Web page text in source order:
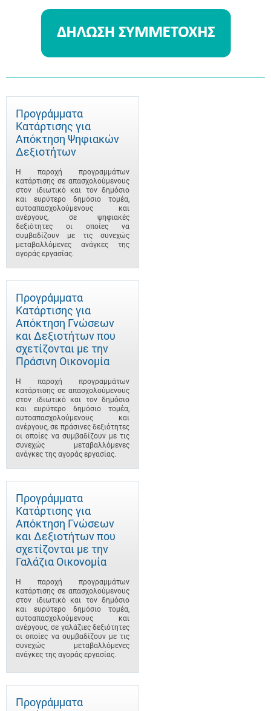
Προγράμματα
Κατάρτισης για
Απόκτηση Ψηφιακών
Δεξιοτήτων
Η παροχή προγραμμάτων
κατάρτισης σε απασχολούμενους
στον ιδιωτικό και τον δημόσιο
και ευρύτερο δημόσιο τομέα,
αυτοαπασχολούμενους και
ανέργους, σε ψηφιακές
δεξιότητες οι οποίες να
συμβαδίζουν με τις συνεχώς
μεταβαλλόμενες ανάγκες της
αγοράς εργασίας.
Προγράμματα
Κατάρτισης για
Απόκτηση Γνώσεων
και Δεξιοτήτων που
σχετίζονται με την
Πράσινη Οικονομία
Η παροχή προγραμμάτων
κατάρτισης σε απασχολούμενους
στον ιδιωτικό και τον δημόσιο
και ευρύτερο δημόσιο τομέα,
αυτοαπασχολούμενους και
ανέργους, σε πράσινες δεξιότητες
οι οποίες να συμβαδίζουν με τις
συνεχώς μεταβαλλόμενες
ανάγκες της αγοράς εργασίας.
Προγράμματα
Κατάρτισης για
Απόκτηση Γνώσεων
και Δεξιοτήτων που
σχετίζονται με την
Γαλάζια Οικονομία
Η παροχή προγραμμάτων
κατάρτισης σε απασχολούμενους
στον ιδιωτικό και τον δημόσιο
και ευρύτερο δημόσιο τομέα,
αυτοαπασχολούμενους και
ανέργους, σε γαλάζιες δεξιότητες
οι οποίες να συμβαδίζουν με τις
συνεχώς μεταβαλλόμενες
ανάγκες της αγοράς εργασίας.
Προγράμματα